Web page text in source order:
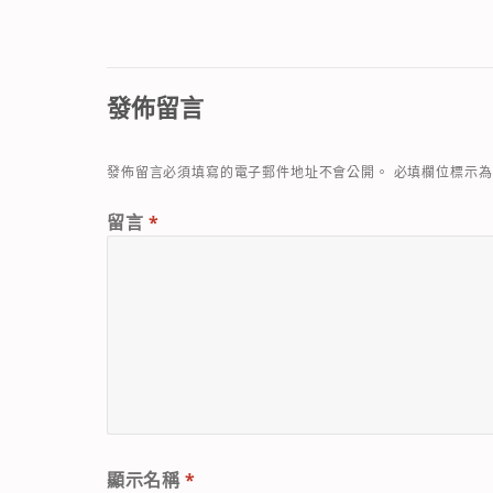
發佈留言
發佈留言必須填寫的電子郵件地址不會公開。 必填欄位標示
留言 *
顯示名稱*